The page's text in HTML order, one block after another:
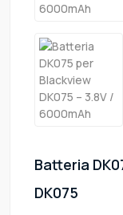
Batteria
DK075